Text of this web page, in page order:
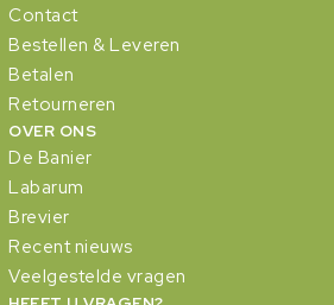
Contact
Bestellen & Leveren
Betalen
Retourneren
OVER ONS
De Banier
Labarum
Brevier
Recent nieuws
Veelgestelde vragen